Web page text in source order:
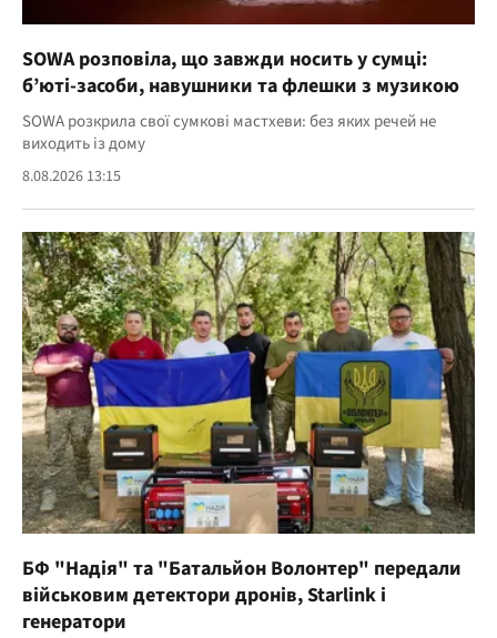
SOWA розповіла, що завжди носить у сумці:
б’юті-засоби, навушники та флешки з музикою
SOWA розкрила свої сумкові мастхеви: без яких речей не
виходить із дому
8.08.2026 13:15
БФ "Надія" та "Батальйон Волонтер" передали
військовим детектори дронів, Starlink і
генератори